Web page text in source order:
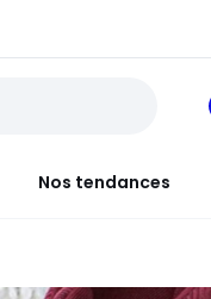
Nos tendances